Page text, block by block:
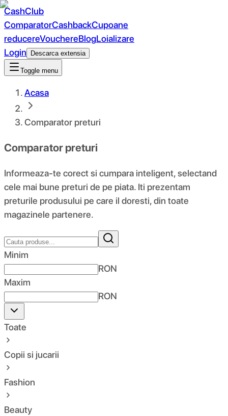
CashClub
ComparatorCashbackCupoane
reducereVouchereBlogLoializare
Login
Descarca extensia
Toggle menu
Acasa
Comparator preturi
Comparator preturi
Informeaza-te corect si cumpara inteligent, selectand
cele mai bune preturi de pe piata. Iti prezentam
preturile produsului pe care il doresti, din toate
magazinele partenere.
Minim
RON
Maxim
RON
Toate
Copii si jucarii
Fashion
Beauty